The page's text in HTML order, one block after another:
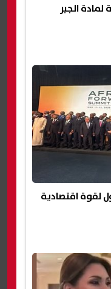
لمادة الجبر
لقوة اقتصادية